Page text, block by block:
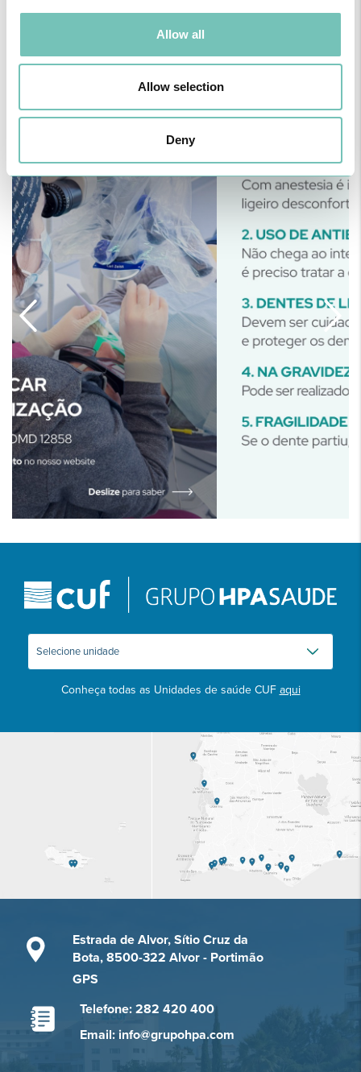
Allow all
Allow selection
Deny
Agende a sua consulta e venha descobrir como podemos ajudá-lo
a conquistar um sorriso mais branco, saudável e confiante.
Conheça todas as Unidades de saúde CUF aqui
Estrada de Alvor, Sítio Cruz da
Bota, 8500-322 Alvor - Portimão
GPS
Telefone: 282 420 400
Email: info@grupohpa.com